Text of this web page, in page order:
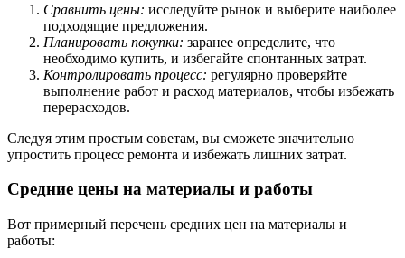
Сравнить цены: исследуйте рынок и выберите наиболее
подходящие предложения.
Планировать покупки: заранее определите, что
необходимо купить, и избегайте спонтанных затрат.
Контролировать процесс: регулярно проверяйте
выполнение работ и расход материалов, чтобы избежать
перерасходов.
Следуя этим простым советам, вы сможете значительно
упростить процесс ремонта и избежать лишних затрат.
Средние цены на материалы и работы
Вот примерный перечень средних цен на материалы и
работы: